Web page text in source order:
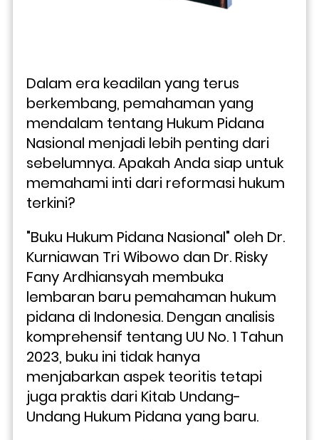
Dalam era keadilan yang terus
berkembang, pemahaman yang
mendalam tentang Hukum Pidana
Nasional menjadi lebih penting dari
sebelumnya. Apakah Anda siap untuk
memahami inti dari reformasi hukum
terkini?
"Buku Hukum Pidana Nasional" oleh Dr.
Kurniawan Tri Wibowo dan Dr. Risky
Fany Ardhiansyah membuka
lembaran baru pemahaman hukum
pidana di Indonesia. Dengan analisis
komprehensif tentang UU No. 1 Tahun
2023, buku ini tidak hanya
menjabarkan aspek teoritis tetapi
juga praktis dari Kitab Undang-
Undang Hukum Pidana yang baru.